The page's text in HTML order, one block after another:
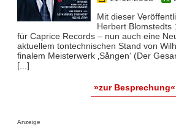
Mit dieser
Herbert Blomstedts
für Caprice Records – nun auch eine
aktuellem tontechnischen Stand von
finalem Meisterwerk ‚Sången‘ (Der
[...]
»zur Besprechung«
Anzeige